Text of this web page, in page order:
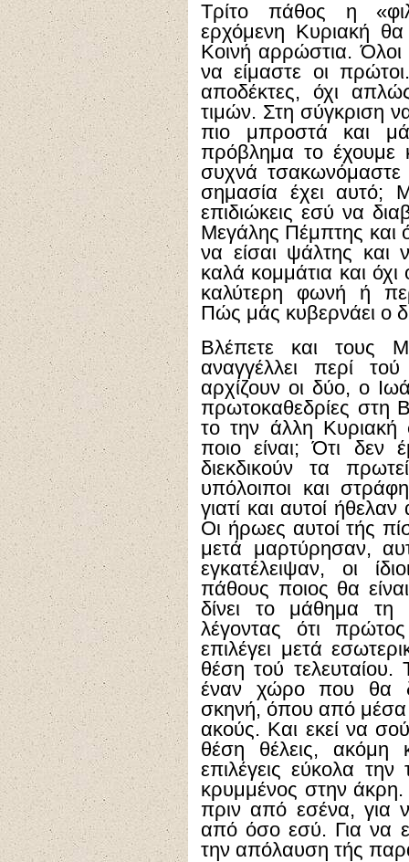
Τρίτο πάθος η
ερχόμενη Κυριακή
Κοινή αρρώστια.
να είμαστε οι
αποδέκτες, όχι
τιμών. Στη σύγκριση
πιο μπροστά και
πρόβλημα το έχουμε
συχνά
σημασία έχει αυτό;
επιδιώκεις εσύ να
Μεγάλης Πέμπτης και
να είσαι ψάλτης και
καλά κομμάτια και
καλύτερη φωνή ή
Πώς μάς κυβερνάει ο
Βλέπετε και τους
αναγγέλλει περί
αρχίζουν οι δύο, ο
πρωτοκαθεδρίες στη
το την άλλη Κυριακή
ποιο είναι; Ότι δεν
διεκδικούν τα
υπόλοιποι και
γιατί και αυτοί
Οι ήρωες αυτοί τής
μετά μαρτύρησαν,
εγκατέλειψαν, οι
πάθους ποιος θα
δίνει το μάθημα τη
λέγοντας ότι
επιλέγει μετά
θέση τού
έναν χώρο που θα
σκηνή, όπου από μέσα
ακούς. Και εκεί να
θέση θέλεις, ακόμη
επιλέγεις εύκολα
κρυμμένος στην άκρη.
πριν από εσένα, για
από όσο εσύ. Για να
την απόλαυση τής